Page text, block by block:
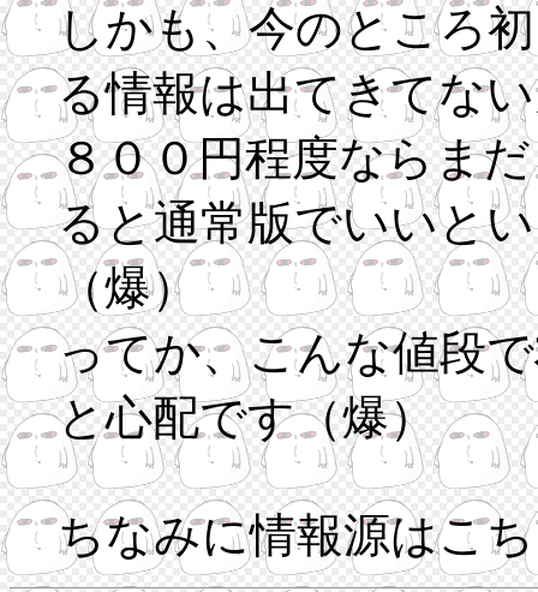
しかも、今のところ
る情報は出てきてな
８００円程度ならま
ると通常版でいいと
（爆）
ってか、こんな値段で
と心配です（爆）
ちなみに情報源はこ